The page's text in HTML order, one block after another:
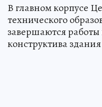
В главном корпусе
технического
завершаются
конструктива здания